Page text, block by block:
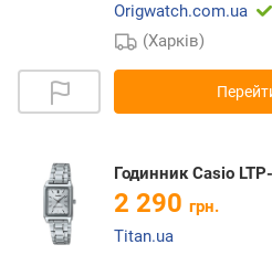
Origwatch.com.ua
(Харків)
Годинник Casio
2 290 грн.
Titan.ua